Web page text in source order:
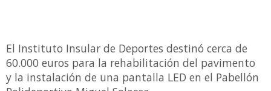
El Instituto Insular de Deportes destinó cerca de
60.000 euros para la rehabilitación del pavimento
y la instalación de una pantalla LED en el Pabellón